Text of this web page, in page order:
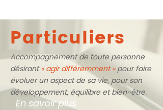
Particuliers
Accompagnement de toute personne
désirant« agir différemment »pour faire
évoluer un aspect de sa vie, pour son
développement, équilibre et bien-être.
En savoir plus